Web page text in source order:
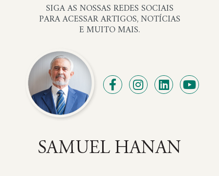
SIGA AS NOSSAS REDES SOCIAIS
PARA ACESSAR ARTIGOS, NOTÍCIAS
E MUITO MAIS.